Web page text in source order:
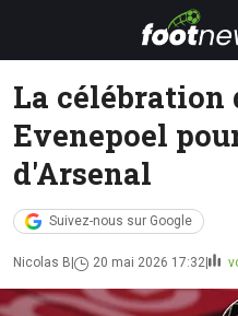
La célébration
Evenepoel
d'Arsenal
Suivez-nous sur Google
Nicolas B 20 mai 2026 17:32